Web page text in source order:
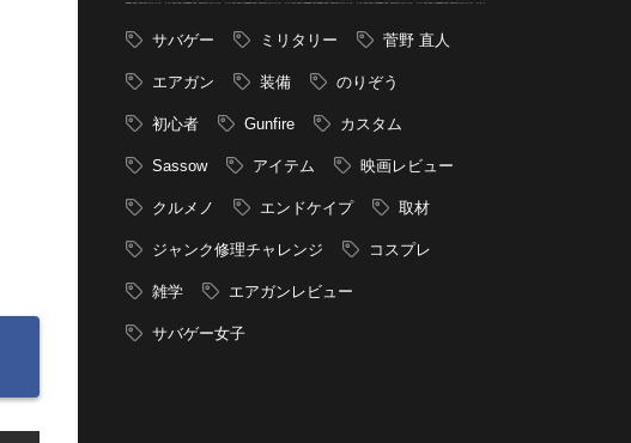
サバゲー ミリタリー 菅野 直人
エアガン 装備 のりぞう
初心者 Gunfire カスタム
Sassow アイテム 映画レビュー
クルメノ エンドケイプ 取材
ジャンク修理チャレンジ コスプレ
雑学 エアガンレビュー
サバゲー女子